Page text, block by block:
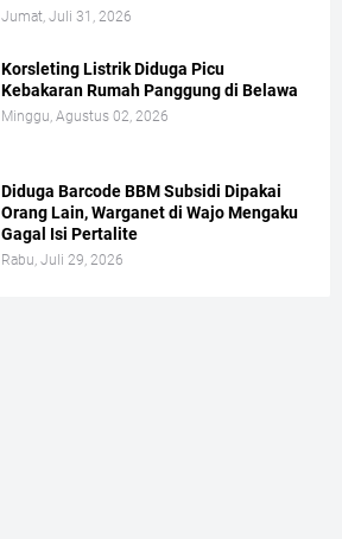
Jumat, Juli 31, 2026
Korsleting Listrik Diduga Picu
Kebakaran Rumah Panggung di Belawa
Minggu, Agustus 02, 2026
Diduga Barcode BBM Subsidi Dipakai
Orang Lain, Warganet di Wajo Mengaku
Gagal Isi Pertalite
Rabu, Juli 29, 2026